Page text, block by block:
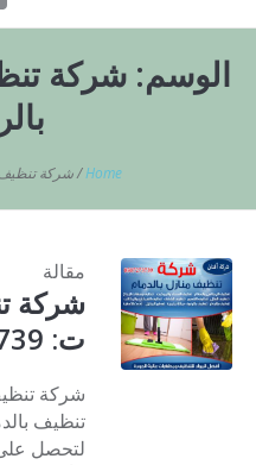
الوسم:شركة
Home
/شركة
مقالة
شركة
ت: 0507273739
شركة
تنظيف
لتحصل